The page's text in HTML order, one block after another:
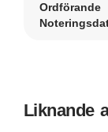
Ordförande
Liknande